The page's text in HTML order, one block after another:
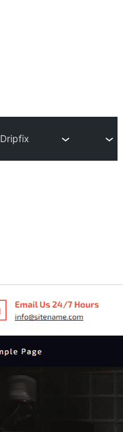
Dripfix